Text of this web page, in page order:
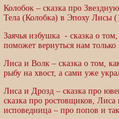
Колобок – сказка про
Тела (Колобка) в Эпоху Лисы
Заячья избушка - сказка о
поможет вернуться нам
Лиса и Волк – сказка о том,
рыбу на хвост, а сами уже
Лиса и Дрозд – сказка про
сказка про ростовщиков,
исповедница – про попов и